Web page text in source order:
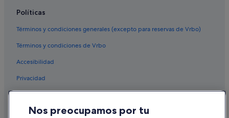
Políticas
Términos y condiciones generales (excepto para reservas de Vrbo)
Términos y condiciones de Vrbo
Accesibilidad
Privacidad
Condiciones de uso
Nos preocupamos por tu